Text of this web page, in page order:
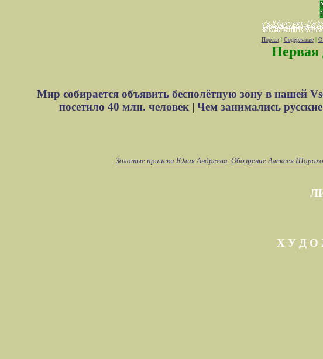
Портал| Содержание| О
Первая
Мир собирается объявить бесполётную зону в нашей
посетило 40 млн. человек| Чем занимались
Золотые прииски Юлия Андреева Обозрение Алексея
Х У Д